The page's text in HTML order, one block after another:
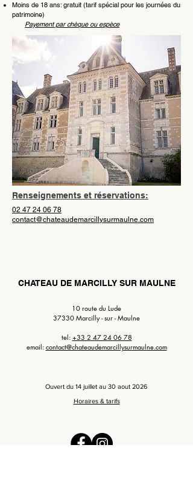
Moins de 18 ans: gratuit (tarif spécial pour les journées du
patrimoine)
Payement par chèque ou espèce
Renseignements et réservations:
02 47 24 06 78
contact@chateaudemarcillysurmaulne.com
CHATEAU DE MARCILLY SUR MAULNE
10 route du Lude
37330 Marcilly - sur - Maulne
tel: +33 2 47 24 06 78
email: contact@chateaudemarcillysurmaulne.com
Ouvert du 14 juillet au 30 aout 2026
Horaires & tarifs